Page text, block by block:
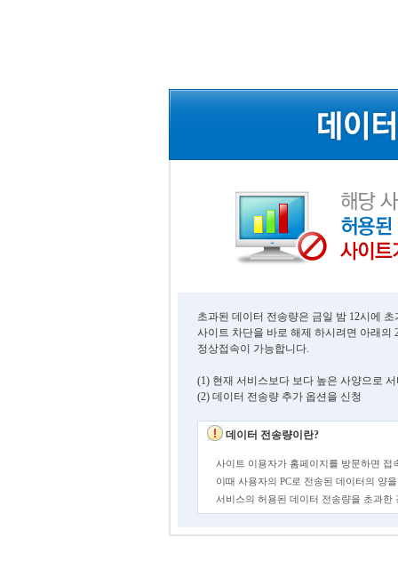
초과된 데이터 전송량은 금일 밤 12시에
사이트 차단을 바로 해제 하시려면 아래의
정상접속이 가능합니다.
(1) 현재 서비스보다 보다 높은 사양으로
(2) 데이터 전송량 추가 옵션을 신청
데이터 전송량이란?
사이트 이용자가 홈페이지를 방문하면 접
이때 사용자의 PC로 전송된 데이터의 양
서비스의 허용된 데이터 전송량을 초과